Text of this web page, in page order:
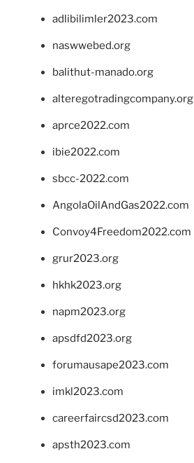
adlibilimler2023.com
naswwebed.org
balithut-manado.org
alteregotradingcompany.org
aprce2022.com
ibie2022.com
sbcc-2022.com
AngolaOilAndGas2022.com
Convoy4Freedom2022.com
grur2023.org
hkhk2023.org
napm2023.org
apsdfd2023.org
forumausape2023.com
imkl2023.com
careerfaircsd2023.com
apsth2023.com